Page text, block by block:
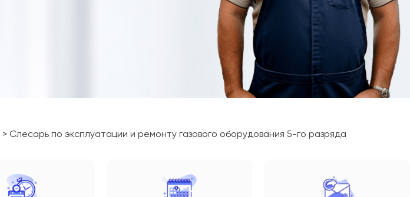
> Слесарь по эксплуатации и ремонту газового оборудования 5-го разряда